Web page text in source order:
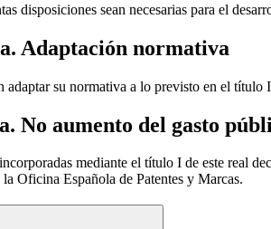
disposiciones sean necesarias para el
Adaptación normativa
adaptar su normativa a lo previsto en el título
No aumento del gasto
mediante el título I de este real
Oficina Española de Patentes y Marcas.